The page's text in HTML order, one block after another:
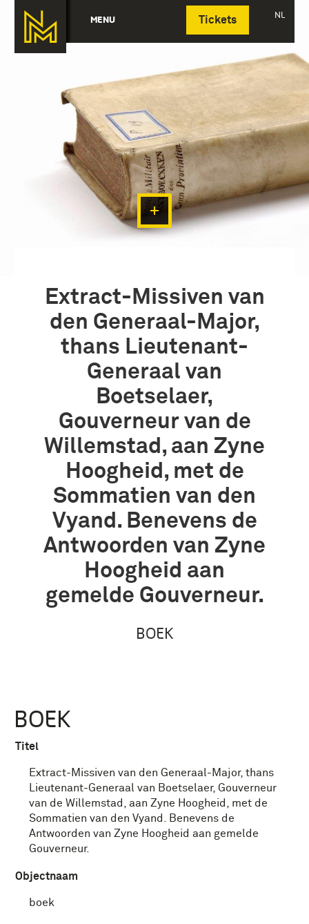
MENU Tickets NL
Deutsch
Extract-Missiven van
den Generaal-Major,
thans Lieutenant-
Generaal van
Boetselaer,
Gouverneur van de
Willemstad, aan Zyne
Hoogheid, met de
Sommatien van den
Vyand. Benevens de
Antwoorden van Zyne
Hoogheid aan
gemelde Gouverneur.
BOEK
BOEK
Titel
Extract-Missiven van den Generaal-Major, thans
Lieutenant-Generaal van Boetselaer, Gouverneur
van de Willemstad, aan Zyne Hoogheid, met de
Sommatien van den Vyand. Benevens de
Antwoorden van Zyne Hoogheid aan gemelde
Gouverneur.
Objectnaam
boek